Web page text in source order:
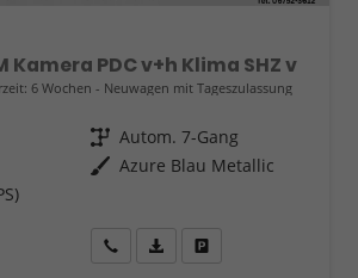
Kamera PDC v+h Klima SHZ v
6 Wochen Neuwagen mit Tageszulassung
Getriebe Autom. 7-Gang
Außenfarbe Azure Blau Metallic
Wir rufen Sie anFahrzeugexposé (PDF)